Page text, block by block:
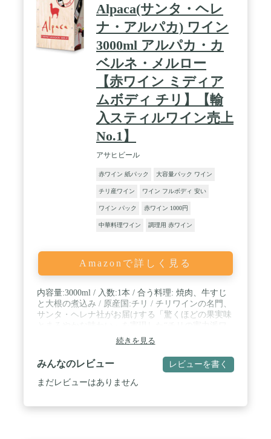
Alpaca(サンタ・ヘレ
ナ・アルパカ) ワイン
3000ml アルパカ・カ
ベルネ・メルロー
【赤ワイン ミディア
ムボディ チリ】【輸
入スティルワイン売上
No.1】
アサヒビール
赤ワイン 紙パック 大容量パック ワイン
チリ産ワイン ワイン フルボディ 安い
ワイン パック 赤ワイン 1000円
中華料理ワイン 調理用 赤ワイン
Amazonで詳しく見る
内容量:3000ml / 入数:1本 / 合う料理: 焼肉、牛すじ
と大根の煮込み / 原産国:チリ / チリワインの名門、
サンタ・ヘレナ社がお届けする「驚くほどの果実味
イン" / 熟したブラックチェリー、カシスやプラムの
果実味とまろやかなコクが特徴のワインです。
続きを見る
みんなのレビュー レビューを書く
まだレビューはありません